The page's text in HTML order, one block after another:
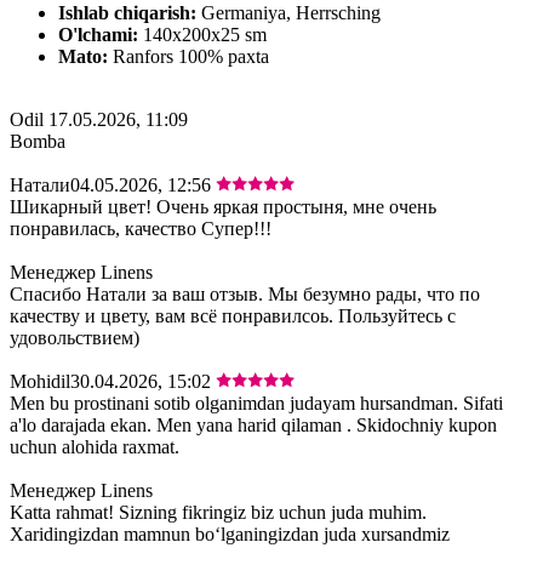
Ishlab chiqarish: Germaniya, Herrsching
O'lchami: 140x200x25 sm
Mato: Ranfors 100% paxta
Odil 17.05.2026, 11:09
Bomba
Натали04.05.2026, 12:56
Шикарный цвет! Очень яркая простыня, мне очень
понравилась, качество Супер!!!
Менеджер Linens
Спасибо Натали за ваш отзыв. Мы безумно рады, что по
качеству и цвету, вам всё понравилсоь. Пользуйтесь с
удовольствием)
Mohidil30.04.2026, 15:02
Men bu prostinani sotib olganimdan judayam hursandman. Sifati
a'lo darajada ekan. Men yana harid qilaman . Skidochniy kupon
uchun alohida raxmat.
Менеджер Linens
Katta rahmat! Sizning fikringiz biz uchun juda muhim.
Xaridingizdan mamnun bo‘lganingizdan juda xursandmiz